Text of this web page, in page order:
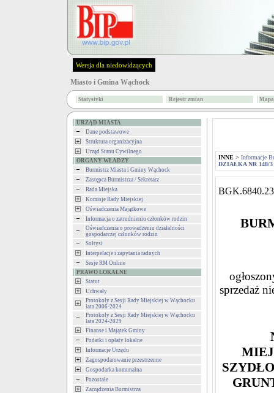
Wersja dla niedowidzących
Miasto i Gmina Wąchock
Statystyki Rejestr zmian
URZĄD MIASTA
Dane podstawowe
Struktura organizacyjna
Urząd Stanu Cywilnego
ORGANY WŁADZY
Burmistrz Miasta i Gminy Wąchock
Zastępca Burmistrza / Sekretarz
Rada Miejska
Komisje Rady Miejskiej
Oświadczenia Majątkowe
Informacja o zatrudnieniu członków rodzin
Oświadczenia o prowadzeniu działalności
gospodarczej członków rodzin
Sołtysi
Interpelacje i zapytania radnych
Sesje RM Online
PRAWO LOKALNE
Statut
Uchwały
Protokoły z Sesji Rady Miejskiej w Wąchocku
lata 2006-2024
Protokoły z Sesji Rady Miejskiej w Wąchocku
lata 2024-2029
Finanse i Majątek Gminy
Podatki i opłaty lokalne
Informacje Urzędu
Zagospodarowanie przestrzenne
Gospodarka komunalna
Pozostałe
Zarządzenia Burmistrza
INNE > Informacje
DZIAŁKA NR 148/3
sprzedaż